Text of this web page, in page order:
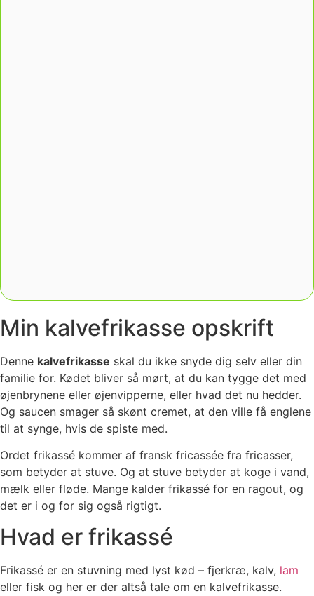
Min kalvefrikasse opskrift
Denne kalvefrikasse skal du ikke snyde dig selv eller din
familie for. Kødet bliver så mørt, at du kan tygge det med
øjenbrynene eller øjenvipperne, eller hvad det nu hedder.
Og saucen smager så skønt cremet, at den ville få englene
til at synge, hvis de spiste med.
Ordet frikassé kommer af fransk fricassée fra fricasser,
som betyder at stuve. Og at stuve betyder at koge i vand,
mælk eller fløde. Mange kalder frikassé for en ragout, og
det er i og for sig også rigtigt.
Hvad er frikassé
Frikassé er en stuvning med lyst kød – fjerkræ, kalv, lam
eller fisk og her er der altså tale om en kalvefrikasse.